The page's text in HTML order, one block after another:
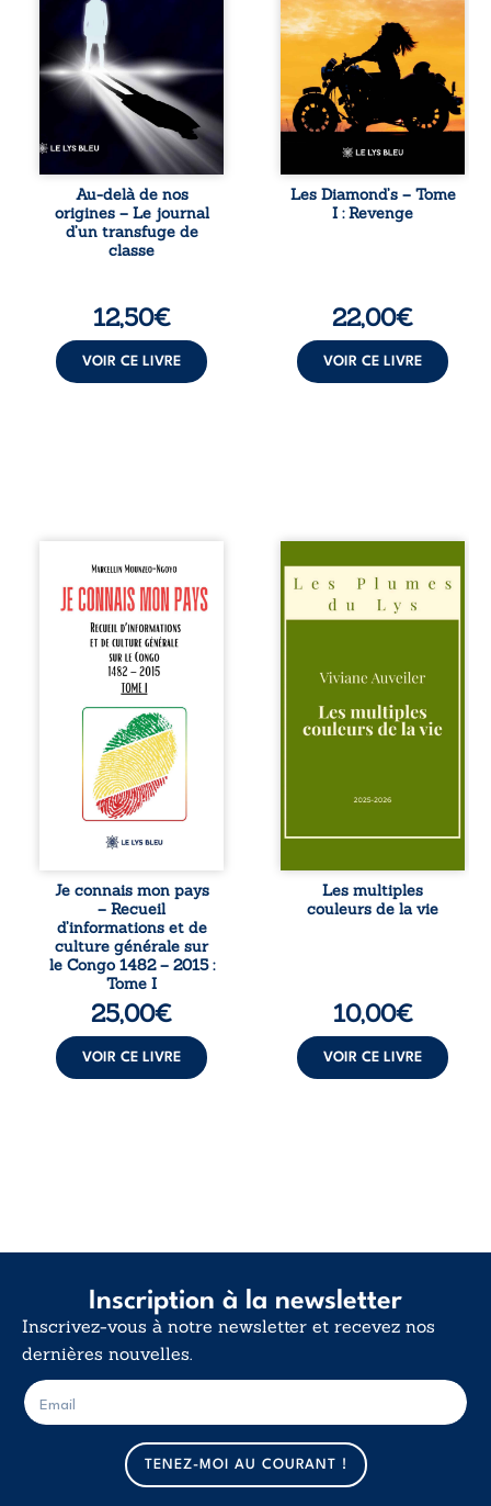
l’école et les livres
deviennent ses
armes de survie, le
moteur d’une
lente ascension
sociale. S’arracher
à ses racines
exige pourtant un
prix invisible. Pris
entre deux
mondes, l’homme
réalise que les
succès
professionnels ne
Au-delà de nos
origines – Le journal
d’un transfuge de
classe
12,50€
VOIR CE LIVRE
à cette vie, mais
les épreuves ont
forgé une femme
dure, inaccessible
et résolue à ne
jamais dévoiler
ses faiblesses,
jusqu’à ce que le
croise sa route.
Chef d’une famille
de Nomads, Juan
Les Diamond’s – Tome
I : Revenge
22,00€
VOIR CE LIVRE
Je connais mon
pays se présente
comme une œuvre
de transmission et
d’éveil civique,
destinée à raviver
la mémoire
congolaise. En
retraçant les
grandes étapes de
l’histoire
nationale, il
entend combattre
l’ignorance, le
repli identitaire et
l’affaiblissement
patriotique.
Accessible à tous,
ce recueil offre
des repères
essentiels pour
mieux
comprendre le ...
Je connais mon pays
– Recueil
d’informations et de
culture générale sur
le Congo 1482 – 2015 :
Tome I
25,00€
VOIR CE LIVRE
Trois récits, trois
existences saisies
à l’instant où tout
bascule. Une
l’apaisement, un
recouvre
l’espérance, tandis
pour en retrouver
Entre souvenirs,
désillusions, Les
multiples couleurs
de la vie explore la
Les multiples
couleurs de la vie
10,00€
VOIR CE LIVRE
Inscription à la newsletter
Inscrivez-vous à notre newsletter et recevez nos
dernières nouvelles.
m
a
i
l
E
-
m
TENEZ-MOI AU COURANT !